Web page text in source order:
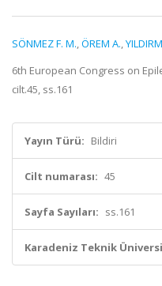
SÖNMEZ F. M.,ÖREM A.,
6th European Congress on
cilt.45, ss.161
Yayın Türü: Bildiri
Cilt numarası: 45
Sayfa Sayıları: ss.161
Karadeniz Teknik